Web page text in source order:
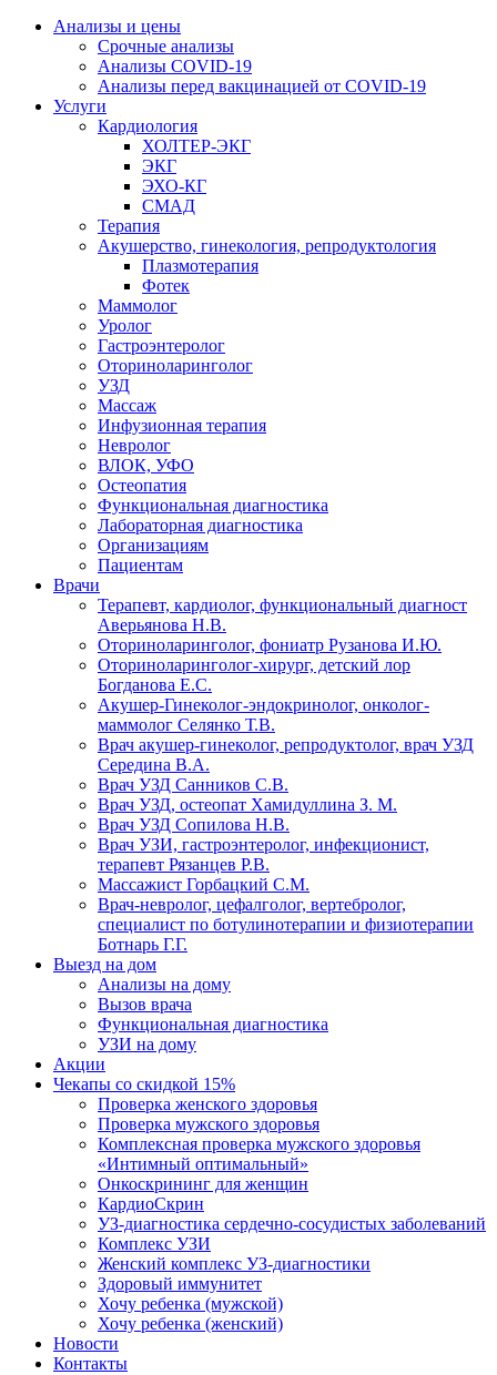
Анализы и цены
Срочные анализы
Анализы COVID-19
Анализы перед вакцинацией от COVID-19
Услуги
Кардиология
ХОЛТЕР-ЭКГ
ЭКГ
ЭХО-КГ
СМАД
Терапия
Акушерство, гинекология, репродуктология
Плазмотерапия
Фотек
Маммолог
Уролог
Гастроэнтеролог
Оториноларинголог
УЗД
Массаж
Инфузионная терапия
Невролог
ВЛОК, УФО
Остеопатия
Функциональная диагностика
Лабораторная диагностика
Организациям
Пациентам
Врачи
Терапевт, кардиолог, функциональный диагност
Аверьянова Н.В.
Оториноларинголог, фониатр Рузанова И.Ю.
Оториноларинголог-хирург, детский лор
Богданова Е.С.
Акушер-Гинеколог-эндокринолог, онколог-
маммолог Селянко Т.В.
Врач акушер-гинеколог, репродуктолог, врач УЗД
Середина В.А.
Врач УЗД Санников С.В.
Врач УЗД, остеопат Хамидуллина З. М.
Врач УЗД Сопилова Н.В.
Врач УЗИ, гастроэнтеролог, инфекционист,
терапевт Рязанцев Р.В.
Массажист Горбацкий С.М.
Врач-невролог, цефалголог, вертебролог,
специалист по ботулинотерапии и физиотерапии
Ботнарь Г.Г.
Выезд на дом
Анализы на дому
Вызов врача
Функциональная диагностика
УЗИ на дому
Акции
Чекапы со скидкой 15%
Проверка женского здоровья
Проверка мужского здоровья
Комплексная проверка мужского здоровья
«Интимный оптимальный»
Онкоcкрининг для женщин
КардиоСкрин
УЗ-диагностика сердечно-сосудистых заболеваний
Комплекс УЗИ
Женский комплекс УЗ-диагностики
Здоровый иммунитет
Хочу ребенка (мужской)
Хочу ребенка (женский)
Новости
Контакты